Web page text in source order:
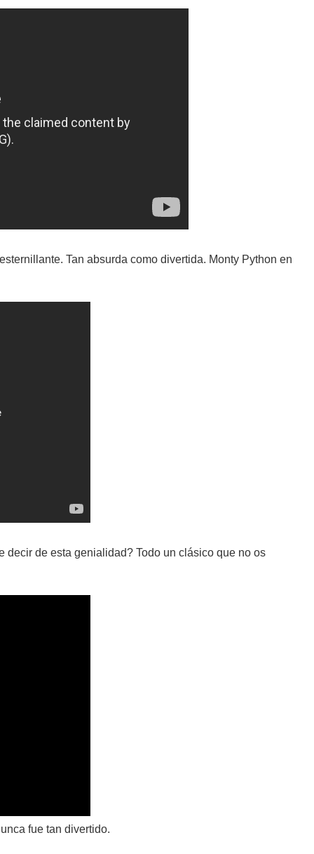
Tan absurda como divertida. Monty Python en
decir de esta genialidad? Todo un clásico que no os
fue tan divertido.